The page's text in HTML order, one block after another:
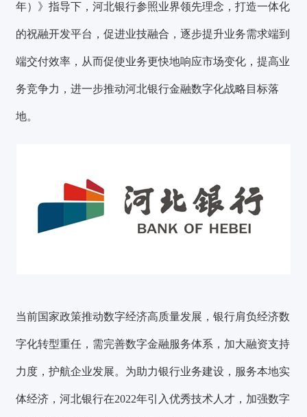
年）》指导下，河北银行参照业界领先理念，打造一体化
的祝融开发平台，促进业技融合，逐步提升业务需求端到
端交付效率，从而促使业务更快地响应市场变化，提高业
务竞争力，进一步推动河北银行金融数字化战略目标落
地。
当前国家政策推动数字经济高质量发展，银行肩负经济数
字化转型重任，需完善数字金融服务体系，加大融资支持
力度，护航企业发展。为助力银行业务建设，服务本地实
体经济，河北银行在2022年引入优秀技术人才，加强数字